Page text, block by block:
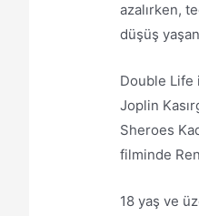
azalırken,
düşüş
Double Life
Joplin
Sheroes
filminde
18 yaş ve